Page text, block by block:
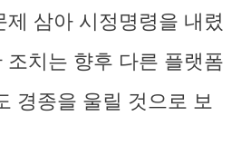
제 삼아 시정명령을 내렸
조치는 향후 다른 플랫폼
경종을 울릴 것으로 보